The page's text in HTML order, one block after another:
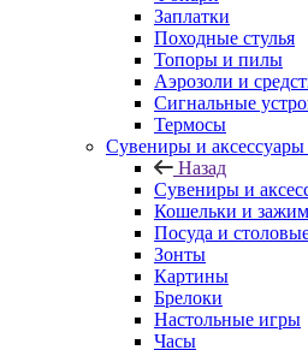
Заплатки
Походные стулья
Топоры и пилы
Аэрозоли и
Сигнальные
Термосы
Сувениры и аксессуары
Назад
Сувениры и
Кошельки и
Посуда и
Зонты
Картины
Брелоки
Настольные игры
Часы